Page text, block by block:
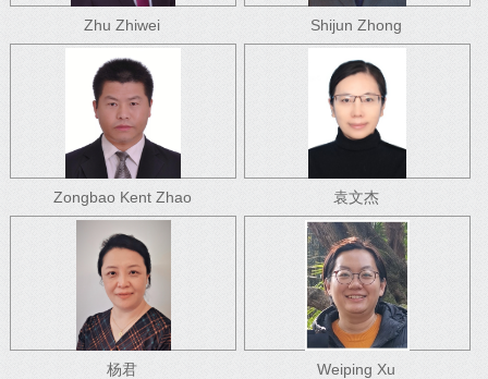
Zhu Zhiwei Shijun Zhong
Zongbao Kent Zhao 袁文杰
杨君 Weiping Xu